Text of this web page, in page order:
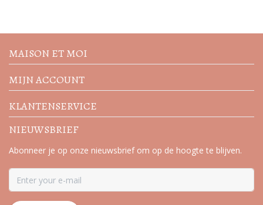
acties
MAISON ET MOI
MIJN ACCOUNT
KLANTENSERVICE
NIEUWSBRIEF
Abonneer je op onze nieuwsbrief om op de hoogte te blijven.